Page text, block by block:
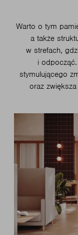
Warto o tym
a także
w strefach,
i
stymulującego
oraz